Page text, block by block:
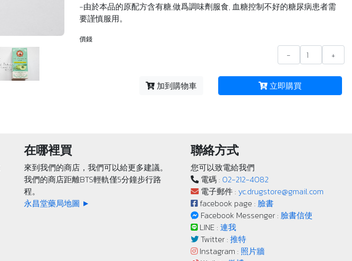
-由於本品的原配方含有糖,做爲調味劑服食, 血糖控制不好的糖尿病患者需
要謹慎服用。
價錢
- +
加到購物車 立即購買
在哪裡買
來到我們的商店，我們可以給更多建議。
我們的商店距離BTS輕軌僅5分鐘步行路
程。
永昌堂藥局地圖 ►
聯絡方式
您可以致電給我們
電碼 : 02-212-4082
電子郵件 : yc.drugstore@gmail.com
facebook page : 臉書
Facebook Messenger : 臉書信使
LINE : 連我
Twitter : 推特
Instagram : 照片牆